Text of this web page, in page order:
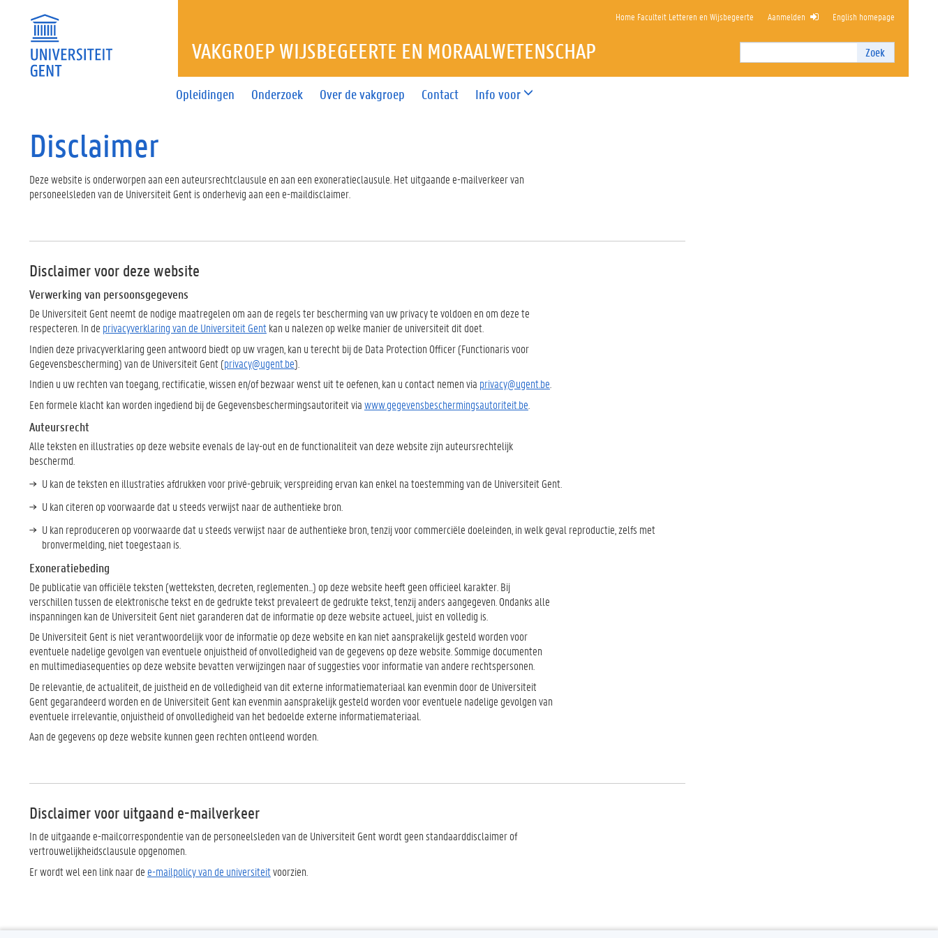
Zoek
Zoek
Home Faculteit Letteren en Wijsbegeerte Aanmelden English homepage
Opleidingen Onderzoek Over de vakgroep Contact Info voor
VAKGROEP WIJSBEGEERTE EN MORAALWETENSCHAP
Disclaimer
Deze website is onderworpen aan een auteursrechtclausule en aan een exoneratieclausule. Het uitgaande e-mailverkeer van
personeelsleden van de Universiteit Gent is onderhevig aan een e-maildisclaimer.
Disclaimer voor deze website
Verwerking van persoonsgegevens
De Universiteit Gent neemt de nodige maatregelen om aan de regels ter bescherming van uw privacy te voldoen en om deze te
respecteren. In de privacyverklaring van de Universiteit Gentkan u nalezen op welke manier de universiteit dit doet.
Indien deze privacyverklaring geen antwoord biedt op uw vragen, kan u terecht bij de Data Protection Officer (Functionaris voor
Gegevensbescherming) van de Universiteit Gent (privacy@ugent.be).
Indien u uw rechten van toegang, rectificatie, wissen en/of bezwaar wenst uit te oefenen, kan u contact nemen via privacy@ugent.be
Een formele klacht kan worden ingediend bij de Gegevensbeschermingsautoriteit viawww.gegevensbeschermingsautoriteit.be
Auteursrecht
Alle teksten en illustraties op deze website evenals de lay-out en de functionaliteit van deze website zijn auteursrechtelijk
beschermd.
U kan de teksten en illustraties afdrukken voor privé-gebruik; verspreiding ervan kan enkel na toestemming van de Universiteit Gent.
U kan citeren op voorwaarde dat u steeds verwijst naar de authentieke bron.
U kan reproduceren op voorwaarde dat u steeds verwijst naar de authentieke bron, tenzij voor commerciële doeleinden, in welk geval reproductie, zelfs met
bronvermelding, niet toegestaan is.
Exoneratiebeding
De publicatie van officiële teksten (wetteksten, decreten, reglementen...) op deze website heeft geen officieel karakter. Bij
verschillen tussen de elektronische tekst en de gedrukte tekst prevaleert de gedrukte tekst, tenzij anders aangegeven. Ondanks alle
inspanningen kan de Universiteit Gent niet garanderen dat de informatie op deze website actueel, juist en volledig is.
De Universiteit Gent is niet verantwoordelijk voor de informatie op deze website en kan niet aansprakelijk gesteld worden voor
eventuele nadelige gevolgen van eventuele onjuistheid of onvolledigheid van de gegevens op deze website. Sommige documenten
en multimediasequenties op deze website bevatten verwijzingen naar of suggesties voor informatie van andere rechtspersonen.
De relevantie, de actualiteit, de juistheid en de volledigheid van dit externe informatiemateriaal kan evenmin door de Universiteit
Gent gegarandeerd worden en de Universiteit Gent kan evenmin aansprakelijk gesteld worden voor eventuele nadelige gevolgen van
eventuele irrelevantie, onjuistheid of onvolledigheid van het bedoelde externe informatiemateriaal.
Aan de gegevens op deze website kunnen geen rechten ontleend worden.
Disclaimer voor uitgaand e-mailverkeer
In de uitgaande e-mailcorrespondentie van de personeelsleden van de Universiteit Gent wordt geen standaarddisclaimer of
vertrouwelijkheidsclausule opgenomen.
Er wordt wel een link naar de e-mailpolicy van de universiteitvoorzien.